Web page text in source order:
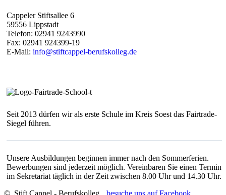
Cappeler Stiftsallee 6
59556 Lippstadt
Telefon: 02941 9243990
Fax: 02941 924399-19
E-Mail: info@stiftcappel-berufskolleg.de
Seit 2013 dürfen wir als erste Schule im Kreis Soest das Fairtrade-
Siegel führen.
Unsere Ausbildungen beginnen immer nach den Sommerferien.
Bewerbungen sind jederzeit möglich. Vereinbaren Sie einen Termin
im Sekretariat täglich in der Zeit zwischen 8.00 Uhr und 14.30 Uhr.
© Stift Cappel - Berufskolleg
besuche uns auf Facebook